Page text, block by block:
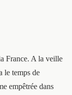
France. A la veille
le temps de
empêtrée dans